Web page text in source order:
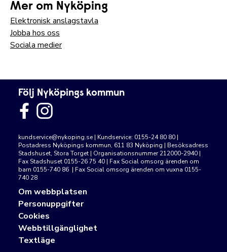
Mer om Nyköping
Elektronisk anslagstavla
Jobba hos oss
Sociala medier
Följ Nyköpings kommun
kundservice@nykoping.se | Kundservice: 0155-24 80 80 |
Postadress Nyköpings kommun, 611 83 Nyköping | Besöksadress
Stadshuset, Stora Torget | Organisationsnummer 212000-2940 |
Fax Stadshuset 0155-26 75 40 | Fax Social omsorg ärenden om
barn 0155-740 86 | Fax Social omsorg ärenden om vuxna 0155-
740 28
Om webbplatsen
Personuppgifter
Cookies
Webbtillgänglighet
Textläge